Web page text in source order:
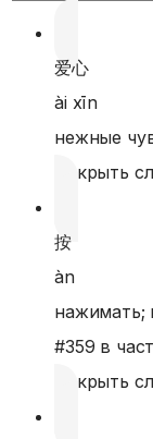
爱心
ài xīn
нежные
Открыть
按
àn
нажимать;
#359 в
Открыть